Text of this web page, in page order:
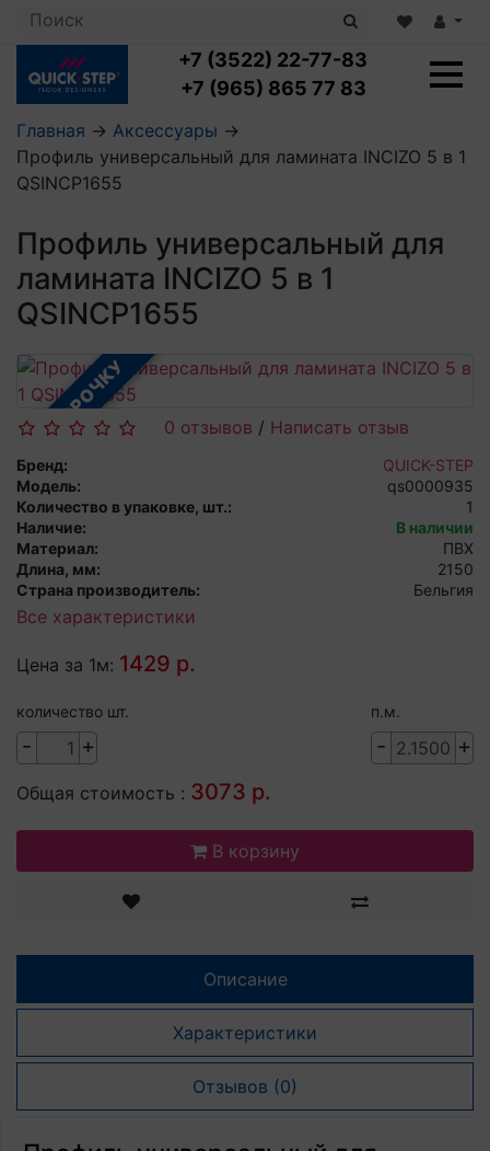
+7 (3522) 22-77-83
+7 (965) 865 77 83
Ламинат с укладкой
Влагостойкий ламинат
Посмотреть все категории
LOC FLOOR FANCY
LOC FLOOR ARCTIC
Посмотреть все категории
Кварцвиниловая плитка с укладкой
Клеевая кварцвиниловая плитка
Виниловый ламинат
Посмотреть все категории
Плинтус
Профили для ступеней
Подложка
Пороги
Аксессуары для напольных покрытий
Посмотреть все категории
Посмотреть все категории
Главная → Аксессуары →
Профиль универсальный для ламината INCIZO 5 в 1
QSINCP1655
Профиль универсальный для
ламината INCIZO 5 в 1
QSINCP1655
В РАССРОЧКУ 0 отзывов / Написать отзыв
Бренд:
QUICK-STEP
Модель:
qs0000935
Количество в упаковке, шт.:
1
Наличие:
В наличии
Материал:
ПВХ
Длина, мм:
2150
Страна производитель:
Бельгия
Все характеристики
Цена за 1м: 1429 р.
количество шт.
- +
п.м.
- +
Общая стоимость : 3073 р.
В корзину
Описание
Характеристики
Отзывов (0)